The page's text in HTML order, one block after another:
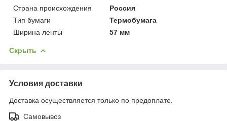
Страна происхождения
Россия
Тип бумаги
Термобумага
Ширина ленты
57 мм
Скрыть
Условия доставки
Доставка осуществляется только по предоплате.
Самовывоз